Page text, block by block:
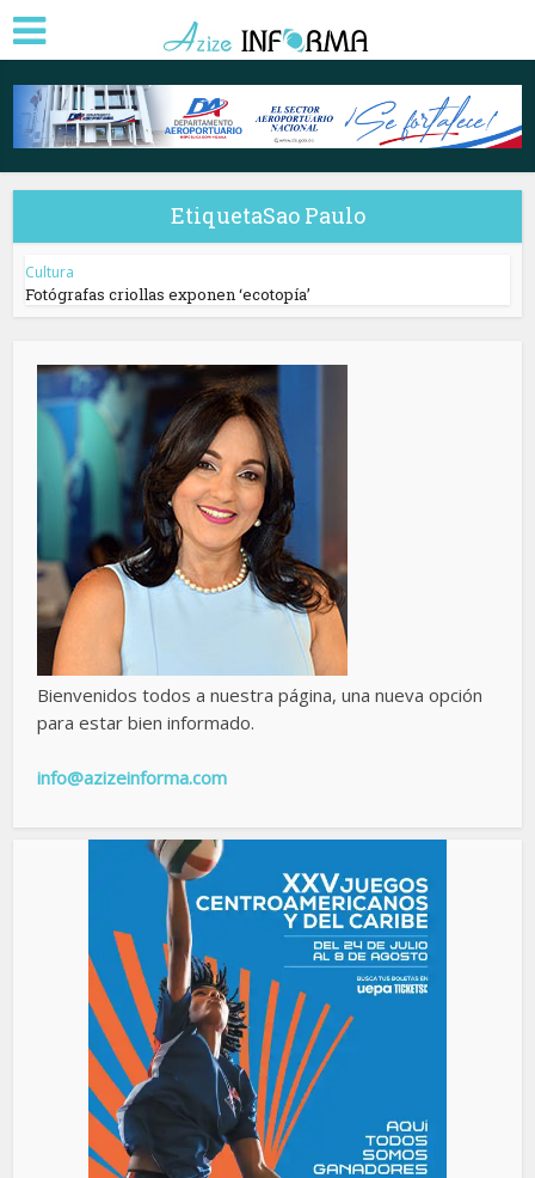
EtiquetaSao Paulo
Cultura
Fotógrafas criollas exponen ‘ecotopía’
Bienvenidos todos a nuestra página, una nueva opción
para estar bien informado.
info@azizeinforma.com